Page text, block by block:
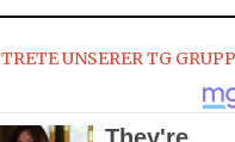
TRETE UNSERER TG